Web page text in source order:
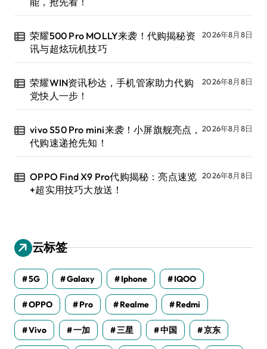
荣耀500 Pro MOLLY来袭！代购揭秘资
讯与超炫玩机技巧
2026年8月8日
荣耀WIN资讯秒达，手机管家助力代购
党快人一步！
2026年8月8日
vivo S50 Pro mini来袭！小屏旗舰亮点，
代购速递抢先知！
2026年8月8日
OPPO Find X9 Pro代购揭秘：亮点速览
+超实用技巧大放送！
2026年8月8日
云标签
5G Galaxy Iphone IQOO
OPPO Pro Realme Redmi
Vivo 一加 三星 中国 京东